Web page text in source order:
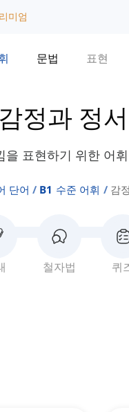
미엄
문법 표현
감정과 정서
표현하기 위한 어
단어 B1 수준 어휘 감
철자법 퀴